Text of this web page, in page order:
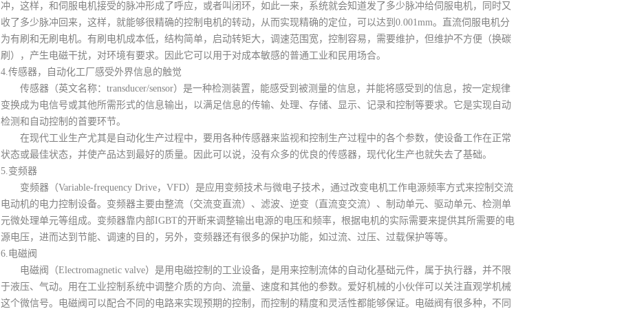
冲，这样，和伺服电机接受的脉冲形成了呼应，或者叫闭环，如此一来，系统就会知道发了多少脉冲给伺服电机，同时又
收了多少脉冲回来，这样，就能够很精确的控制电机的转动，从而实现精确的定位，可以达到0.001mm。直流伺服电机分
为有刷和无刷电机。有刷电机成本低，结构简单，启动转矩大，调速范围宽，控制容易，需要维护，但维护不方便（换碳
刷），产生电磁干扰，对环境有要求。因此它可以用于对成本敏感的普通工业和民用场合。
4.传感器，自动化工厂感受外界信息的触觉
传感器（英文名称：transducer/sensor）是一种检测装置，能感受到被测量的信息，并能将感受到的信息，按一定规律
变换成为电信号或其他所需形式的信息输出，以满足信息的传输、处理、存储、显示、记录和控制等要求。它是实现自动
检测和自动控制的首要环节。
在现代工业生产尤其是自动化生产过程中，要用各种传感器来监视和控制生产过程中的各个参数，使设备工作在正常
状态或最佳状态，并使产品达到最好的质量。因此可以说，没有众多的优良的传感器，现代化生产也就失去了基础。
5.变频器
变频器（Variable-frequency Drive，VFD）是应用变频技术与微电子技术，通过改变电机工作电源频率方式来控制交流
电动机的电力控制设备。变频器主要由整流（交流变直流）、滤波、逆变（直流变交流）、制动单元、驱动单元、检测单
元微处理单元等组成。变频器靠内部IGBT的开断来调整输出电源的电压和频率，根据电机的实际需要来提供其所需要的电
源电压，进而达到节能、调速的目的，另外，变频器还有很多的保护功能，如过流、过压、过载保护等等。
6.电磁阀
电磁阀（Electromagnetic valve）是用电磁控制的工业设备，是用来控制流体的自动化基础元件，属于执行器，并不限
于液压、气动。用在工业控制系统中调整介质的方向、流量、速度和其他的参数。爱好机械的小伙伴可以关注直观学机械
这个微信号。电磁阀可以配合不同的电路来实现预期的控制，而控制的精度和灵活性都能够保证。电磁阀有很多种，不同